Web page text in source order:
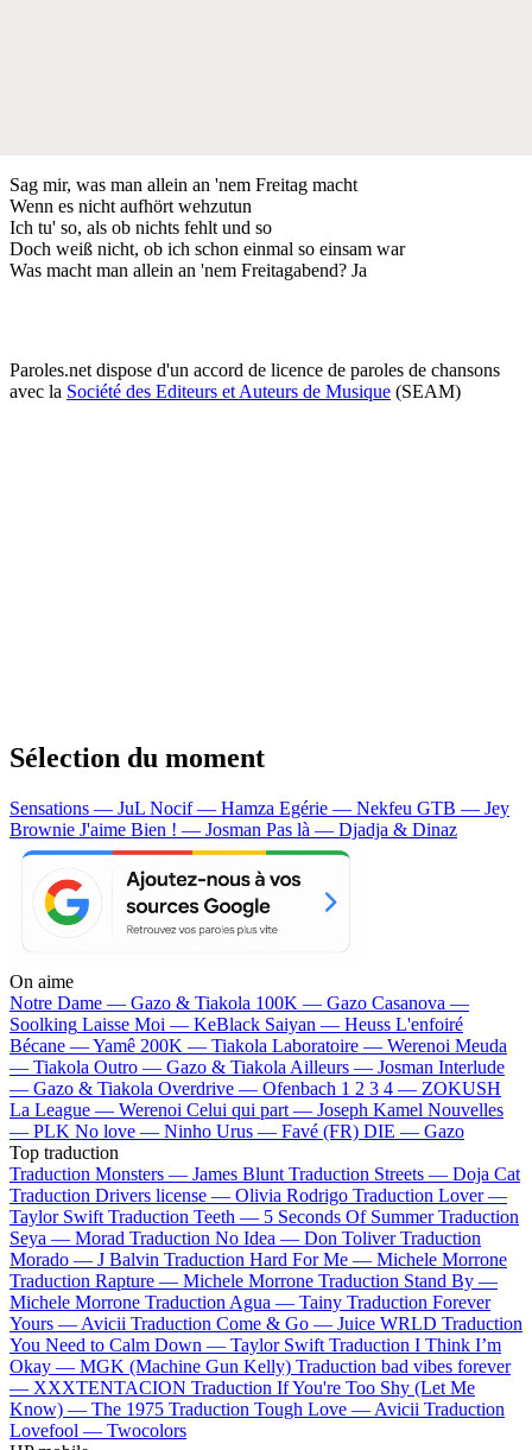
Sag mir, was man allein an 'nem Freitag macht
Wenn es nicht aufhört wehzutun
Ich tu' so, als ob nichts fehlt und so
Doch weiß nicht, ob ich schon einmal so einsam war
Was macht man allein an 'nem Freitagabend? Ja
Paroles.net dispose d'un accord de licence de paroles de chansons
avec la Société des Editeurs et Auteurs de Musique (SEAM)
Sélection du moment
Sensations — JuL Nocif — Hamza Egérie — Nekfeu GTB — Jey
Brownie J'aime Bien ! — Josman Pas là — Djadja & Dinaz
On aime
Notre Dame — Gazo & Tiakola 100K — Gazo Casanova —
Soolking Laisse Moi — KeBlack Saiyan — Heuss L'enfoiré
Bécane —Yamê 200K — Tiakola Laboratoire — Werenoi Meuda
— Tiakola Outro — Gazo & Tiakola Ailleurs — Josman Interlude
— Gazo & Tiakola Overdrive — Ofenbach 1 2 3 4 — ZOKUSH
La League — Werenoi Celui qui part — Joseph Kamel Nouvelles
— PLK No love — Ninho Urus — Favé (FR) DIE — Gazo
Top traduction
Traduction Monsters — James Blunt Traduction Streets — Doja Cat
Traduction Drivers license — Olivia Rodrigo Traduction Lover —
Taylor Swift Traduction Teeth — 5 Seconds Of Summer Traduction
Seya — Morad Traduction No Idea — Don Toliver Traduction
Morado — J Balvin Traduction Hard For Me — Michele Morrone
Traduction Rapture — Michele Morrone Traduction Stand By —
Michele Morrone Traduction Agua — Tainy Traduction Forever
Yours — Avicii Traduction Come & Go — Juice WRLD Traduction
You Need to Calm Down — Taylor Swift Traduction I Think I’m
Okay — MGK (Machine Gun Kelly) Traduction bad vibes forever
— XXXTENTACION Traduction If You're Too Shy (Let Me
Know) — The 1975 Traduction Tough Love — Avicii Traduction
Lovefool — Twocolors